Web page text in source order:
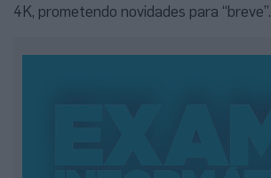
4K, prometendo novidades para “breve”.